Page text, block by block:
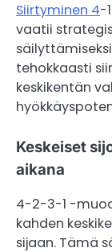
Siirtyminen 4-
vaatii
tehokkaasti
keskikentän
Keskeiset
aikana
4-2-3-1 -
kahden
sijaan. Tämä